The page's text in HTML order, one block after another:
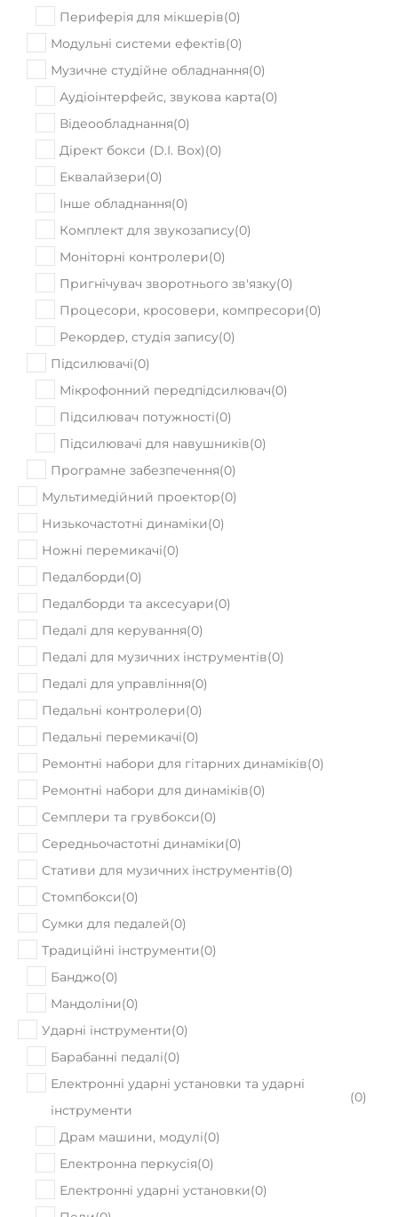
Периферія для мікшерів(0)
Модульні системи ефектів(0)
Музичне студійне обладнання(0)
Аудіоінтерфейс, звукова карта(0)
Відеообладнання(0)
Дірект бокси (D.I. Box)(0)
Еквалайзери(0)
Інше обладнання(0)
Комплект для звукозапису(0)
Моніторні контролери(0)
Пригнічувач зворотнього зв'язку(0)
Процесори, кросовери, компресори(0)
Рекордер, студія запису(0)
Підсилювачі(0)
Мікрофонний передпідсилювач(0)
Підсилювач потужності(0)
Підсилювачі для навушників(0)
Програмне забезпечення(0)
Мультимедійний проектор(0)
Низькочастотні динаміки(0)
Ножні перемикачі(0)
Педалборди(0)
Педалборди та аксесуари(0)
Педалі для керування(0)
Педалі для музичних інструментів(0)
Педалі для управління(0)
Педальні контролери(0)
Педальні перемикачі(0)
Ремонтні набори для гітарних динаміків(0)
Ремонтні набори для динаміків(0)
Семплери та грувбокси(0)
Середньочастотні динаміки(0)
Стативи для музичних інструментів(0)
Стомпбокси(0)
Сумки для педалей(0)
Традиційні інструменти(0)
Банджо(0)
Мандоліни(0)
Ударні інструменти(0)
Барабанні педалі(0)
Електронні ударні установки та ударні
інструменти
(0)
Драм машини, модулі(0)
Електронна перкусія(0)
Електронні ударні установки(0)